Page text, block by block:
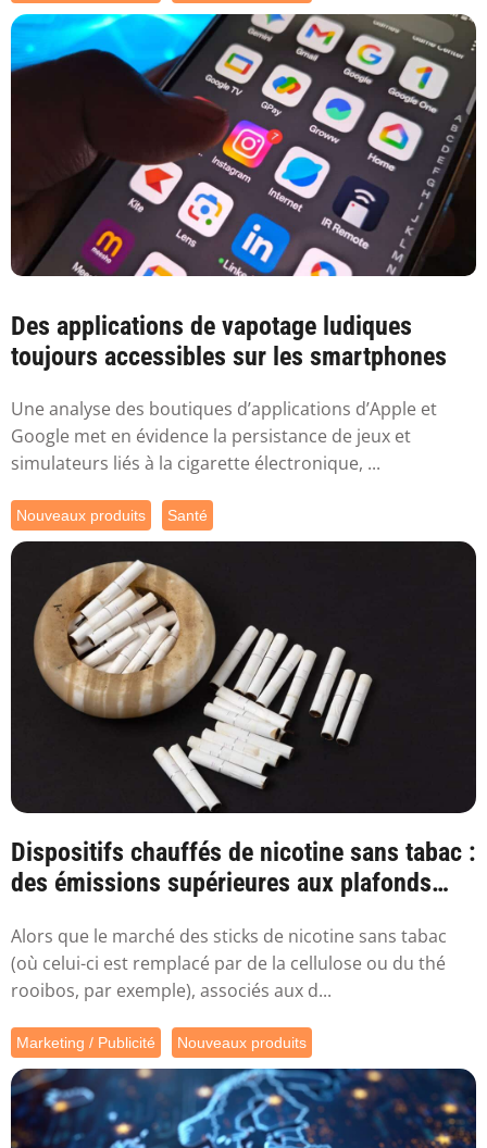
Des applications de vapotage ludiques
toujours accessibles sur les smartphones
Une analyse des boutiques d’applications d’Apple et
Google met en évidence la persistance de jeux et
simulateurs liés à la cigarette électronique, ...
Nouveaux produits Santé
Dispositifs chauffés de nicotine sans tabac :
des émissions supérieures aux plafonds
Alors que le marché des sticks de nicotine sans tabac
(où celui-ci est remplacé par de la cellulose ou du thé
rooibos, par exemple), associés aux d...
Marketing / Publicité Nouveaux produits